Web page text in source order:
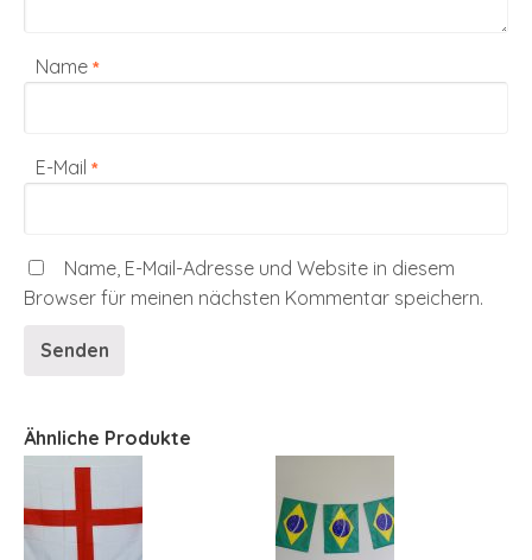
Name *
E-Mail *
Name, E-Mail-Adresse und Website in diesem
Browser für meinen nächsten Kommentar speichern.
Ähnliche Produkte